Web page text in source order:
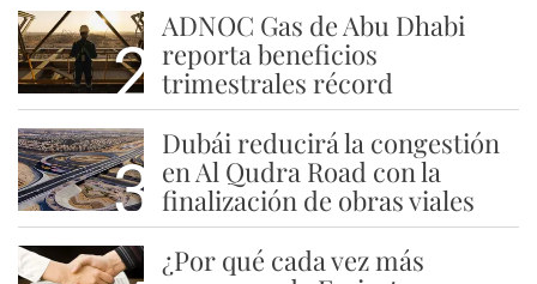
2
ADNOC Gas de Abu Dhabi
reporta beneficios
trimestrales récord
3
Dubái reducirá la congestión
en Al Qudra Road con la
finalización de obras viales
¿Por qué cada vez más